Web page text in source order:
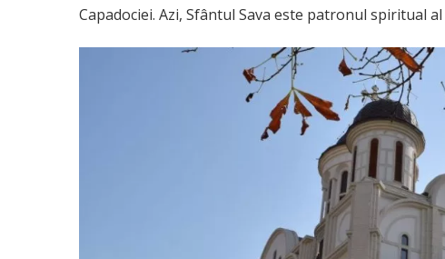
Capadociei. Azi, Sfântul Sava este patronul spiritual